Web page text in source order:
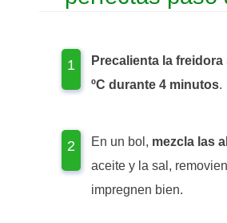
Precalienta la freidora
ºC durante 4 minutos.
En un bol, mezcla las
aceite y la sal,
impregnen bien.